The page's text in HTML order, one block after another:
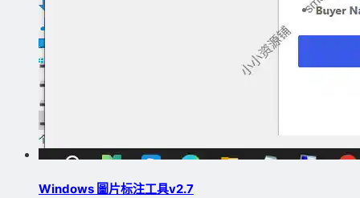
Windows 圖片标注工具v2.7